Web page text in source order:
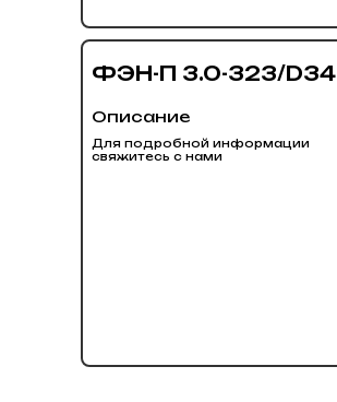
ФЭН-П 3.0-323/D34
Описание
Для подробной информации
свяжитесь с нами